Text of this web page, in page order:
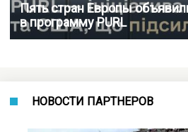
Пять стран Европы
в программу PURL
НОВОСТИ ПАРТНЕРОВ